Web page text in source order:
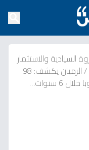
السيادية والاستثمار
/
الرميان يكشف: 98
مليار يورو استثمارات السعودية في أوروبا خلال 6 سنوات…